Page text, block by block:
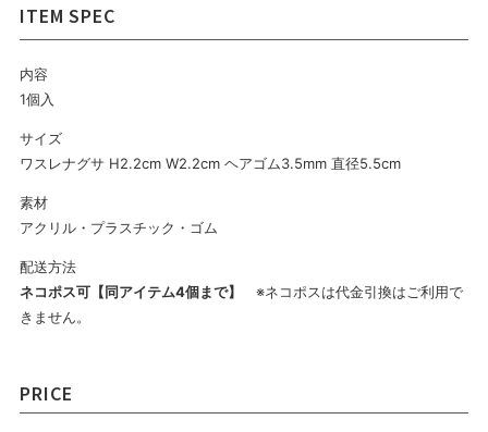
内容
1個入
サイズ
ワスレナグサ H2.2cm W2.2cm ヘアゴム3.5mm 直径5.5cm
素材
アクリル・プラスチック・ゴム
配送方法
ネコポス可【同アイテム4個まで】
※ネコポスは代金引換はご利用で
きません。
PRICE